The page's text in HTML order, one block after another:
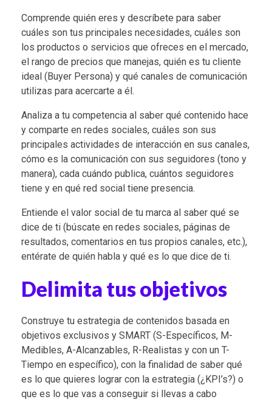
Comprende quién eres y descríbete para saber
cuáles son tus principales necesidades, cuáles son
los productos o servicios que ofreces en el mercado,
el rango de precios que manejas, quién es tu cliente
ideal (Buyer Persona) y qué canales de comunicación
utilizas para acercarte a él.
Analiza a tu competencia al saber qué contenido hace
y comparte en redes sociales, cuáles son sus
principales actividades de interacción en sus canales,
cómo es la comunicación con sus seguidores (tono y
manera), cada cuándo publica, cuántos seguidores
tiene y en qué red social tiene presencia.
Entiende el valor social de tu marca al saber qué se
dice de ti (búscate en redes sociales, páginas de
resultados, comentarios en tus propios canales, etc.),
entérate de quién habla y qué es lo que dice de ti.
Delimita tus objetivos
Construye tu estrategia de contenidos basada en
objetivos exclusivos y SMART (S-Específicos, M-
Medibles, A-Alcanzables, R-Realistas y con un T-
Tiempo en específico), con la finalidad de saber qué
es lo que quieres lograr con la estrategia (¿KPI’s?) o
que es lo que vas a conseguir si llevas a cabo